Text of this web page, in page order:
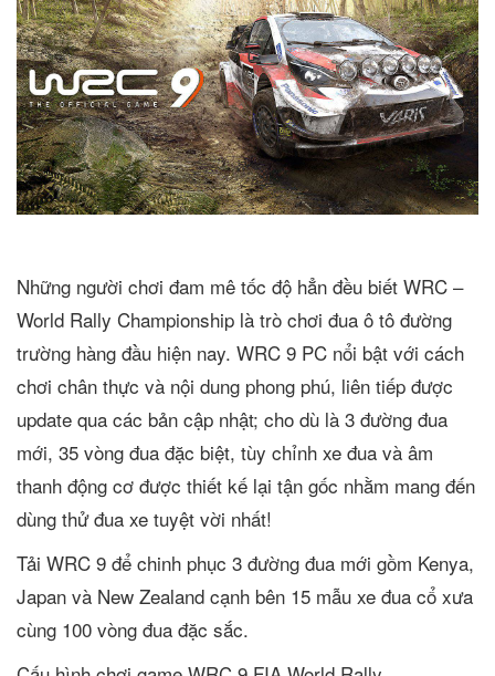
Những người chơi đam mê tốc độ hẳn đều biết WRC –
World Rally Championship là trò chơi đua ô tô đường
trường hàng đầu hiện nay. WRC 9 PC nổi bật với cách
chơi chân thực và nội dung phong phú, liên tiếp được
update qua các bản cập nhật; cho dù là 3 đường đua
mới, 35 vòng đua đặc biệt, tùy chỉnh xe đua và âm
thanh động cơ được thiết kế lại tận gốc nhằm mang đến
dùng thử đua xe tuyệt vời nhất!
Tải WRC 9 để chinh phục 3 đường đua mới gồm Kenya,
Japan và New Zealand cạnh bên 15 mẫu xe đua cổ xưa
cùng 100 vòng đua đặc sắc.